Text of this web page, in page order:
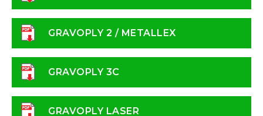
GRAVOPLY 2 / METALLEX
GRAVOPLY 3C
GRAVOPLY LASER